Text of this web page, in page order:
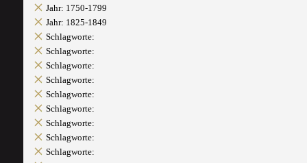
Jahr: 1750-1799
Jahr: 1825-1849
Schlagworte:
Schlagworte:
Schlagworte:
Schlagworte:
Schlagworte:
Schlagworte:
Schlagworte:
Schlagworte:
Schlagworte: